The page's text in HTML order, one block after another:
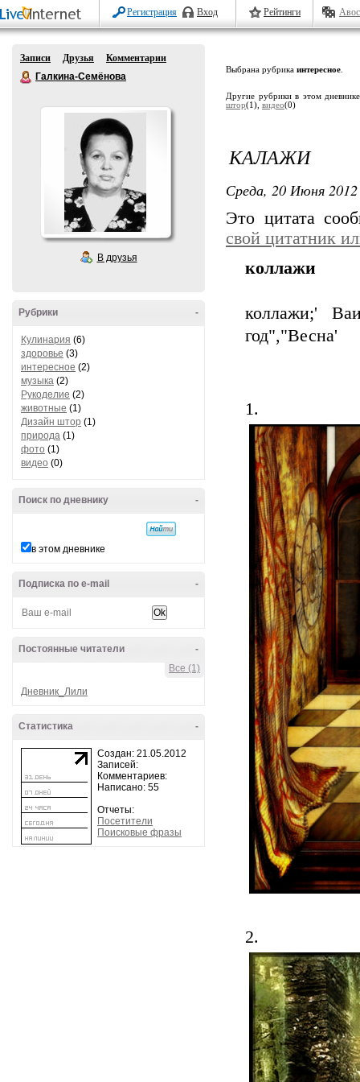
Регистрация Вход Рейтинги
Записи Друзья
Комментарии
Галкина-Семёнова
В друзья
-
Рубрики
Кулинария (6)
здоровье (3)
интересное (2)
музыка (2)
Рукоделие (2)
животные (1)
Дизайн штор (1)
природа (1)
фото (1)
видео (0)
-
Поиск по дневнику
в этом дневнике
-
Подписка по e-mail
-
Постоянные читатели
Все (1)
Дневник_Лили
-
Статистика
Создан: 21.05.2012
Записей:
Комментариев:
Написано: 55
Отчеты:
Посетители
Поисковые фразы
Выбрана рубрика интересное
Другие рубрики в этом
штор(1), видео(0)
КАЛАЖИ
Среда, 20 Июня
Это цитата
свой цитатник
коллажи
коллажи;'
год","Весна'
1.
2.